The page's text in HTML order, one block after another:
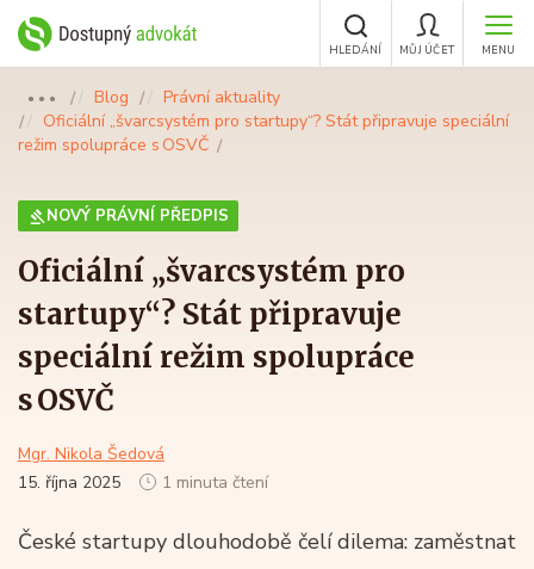
MENU
MŮJ ÚČET
HLEDÁNÍ
●●● Blog
Právní aktuality
Oficiální „švarcsystém pro startupy“? Stát připravuje speciální
režim spolupráce s OSVČ
NOVÝ PRÁVNÍ PŘEDPIS
Oficiální „švarcsystém pro
startupy“? Stát připravuje
speciální režim spolupráce
s OSVČ
Mgr. Nikola Šedová
15. října 2025
1 minuta čtení
České startupy dlouhodobě čelí dilema: zaměstnat